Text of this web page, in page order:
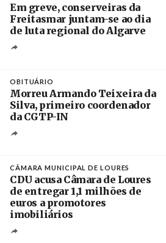
Em greve, conserveiras da
Freitasmar juntam-se ao dia
de luta regional do Algarve
OBITUÁRIO
Morreu Armando Teixeira da
Silva, primeiro coordenador
da CGTP-IN
CÂMARA MUNICIPAL DE LOURES
CDU acusa Câmara de Loures
de entregar 1,1 milhões de
euros a promotores
imobiliários